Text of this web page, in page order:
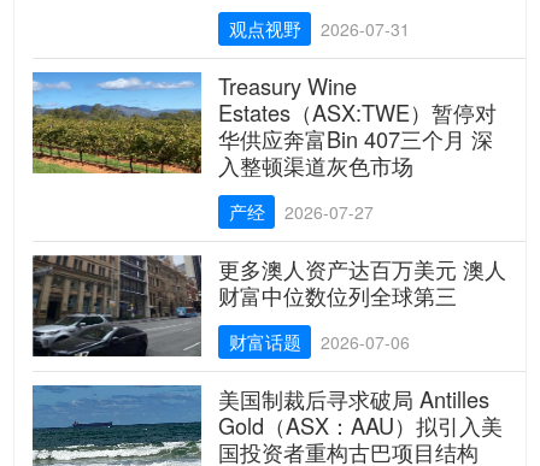
观点视野 2026-07-31
Treasury Wine
Estates（ASX:TWE）暂停对
华供应奔富Bin 407三个月 深
入整顿渠道灰色市场
产经 2026-07-27
更多澳人资产达百万美元 澳人
财富中位数位列全球第三
财富话题 2026-07-06
美国制裁后寻求破局 Antilles
Gold（ASX：AAU）拟引入美
国投资者重构古巴项目结构